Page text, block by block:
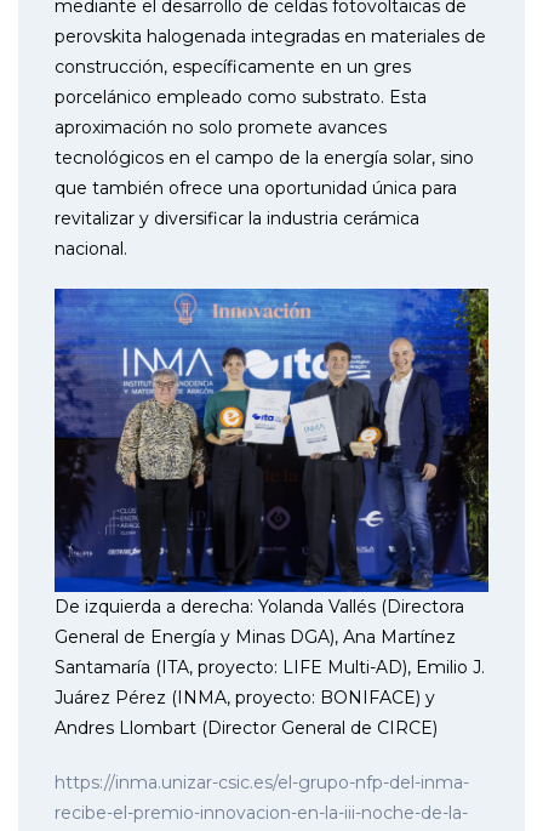
mediante el desarrollo de celdas fotovoltaicas de
perovskita halogenada integradas en materiales de
construcción, específicamente en un gres
porcelánico empleado como substrato. Esta
aproximación no solo promete avances
tecnológicos en el campo de la energía solar, sino
que también ofrece una oportunidad única para
revitalizar y diversificar la industria cerámica
nacional.
De izquierda a derecha: Yolanda Vallés (Directora
General de Energía y Minas DGA), Ana Martínez
Santamaría (ITA, proyecto: LIFE Multi-AD), Emilio J.
Juárez Pérez (INMA, proyecto: BONIFACE) y
Andres Llombart (Director General de CIRCE)
https://inma.unizar-csic.es/el-grupo-nfp-del-inma-
recibe-el-premio-innovacion-en-la-iii-noche-de-la-